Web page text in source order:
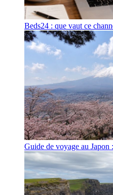
Beds24 : que vaut ce
Guide de voyage au Japon